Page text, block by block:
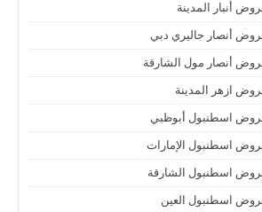
أنبار المدينة
أنصار جاليري دبي
أنصار مول الشارقة
ازهر المدينة
اسطنبول أبوظبي
اسطنبول الإمارات
اسطنبول الشارقة
اسطنبول العين